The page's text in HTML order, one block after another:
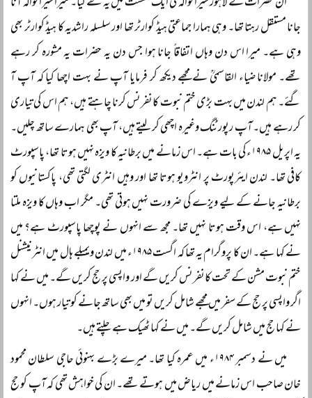
جانا مستقل رہتا تھا۔ وہی ہمارا جماعتی ہیڈ کوارٹر تھا اور سلسلہ راشدیہ کا ہیڈ کوارٹر بھی
وہی ہے۔ میرا اس دن وہاں اتفاقاً جانا ہوا جس دن یہ حضرات یہ مشورہ کر رہے
تھے۔ مولانا ضیاء القاسمیؒ نے مجھے دیکھ کر فرمایا آپ نے بہت اچھا کیا کہ آپ آ
گئے۔ ہم لندن میں بہت بڑی ختم نبوت کانفرنس کرنا چاہتے ہیں، ہم اس کی تیاری
کر رہے ہیں۔ آپ رپورٹنگ وغیرہ اچھی کر لیتے ہیں، آپ بھی ہمارے ساتھ چلیں۔
یہ اپریل ۱۹۸۵ء کی بات ہے۔ اس زمانے میں برطانیہ کا ویزہ نہیں ہوتا تھا، پاسپورٹ
کافی تھا۔ لندن ایئرپورٹ پر انٹرویو ہوتا تھا اور وہیں انٹری لگتی تھی، پاکستانیوں کو
برطانیہ جانے کے لیے ویزے کی ضرورت نہیں ہوتی تھی۔ مگر اب وہاں کا ویزہ ملتا
نہیں ہے، اس وقت ہوتا نہیں تھا۔ مجھ سے انہوں نے پوچھا پاسپورٹ ہے؟ میں
نے کہا ہے۔ ان کا پروگرام یہ تھا کہ اگست ۱۹۸۵ء میں لندن ویمبلے ہال میں انٹرنیشنل
ختم نبوت مشن کے تحت کانفرنس کریں گے اور واپسی پر حج کریں گے۔ میں نے کہا
اگر واپسی پر حج کے سفر میں مجھے شامل کریں تو میں بھی ساتھ جانے کو تیار ہوں۔ انہوں
نے کہا حج میں شامل کریں گے۔ میں نے کہا ٹھیک ہے چلتے ہیں۔
میں نے دسمبر ۱۹۸۴ء میں عمرہ کیا تھا۔ میرے بڑے بہنوئی حاجی سلطان محمود
خان صاحب اس زمانے میں ریاض میں ہوتے تھے۔ ان کی خواہش تھی کہ آپ کو حج